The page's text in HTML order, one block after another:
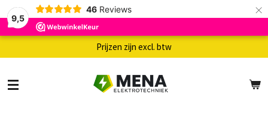
9,5
46 Reviews ×
Prijzen zijn excl. btw